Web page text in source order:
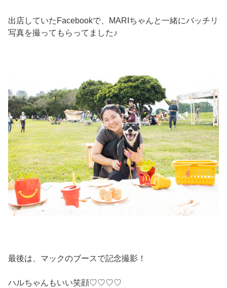
出店していたFacebookで、MARIちゃんと一緒にバッチリ
写真を撮ってもらってました♪
最後は、マックのブースで記念撮影！
ハルちゃんもいい笑顔♡♡♡♡